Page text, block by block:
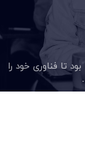
سازمان به دنبال یک ارائه‌دهنده قابل اعتماد IT بود تا فناوری خود را